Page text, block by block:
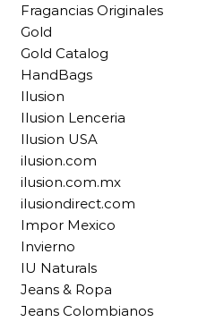
Fragancias Originales
Gold
Gold Catalog
HandBags
Ilusion
Ilusion Lenceria
Ilusion USA
ilusion.com
ilusion.com.mx
ilusiondirect.com
Impor Mexico
Invierno
IU Naturals
Jeans & Ropa
Jeans Colombianos